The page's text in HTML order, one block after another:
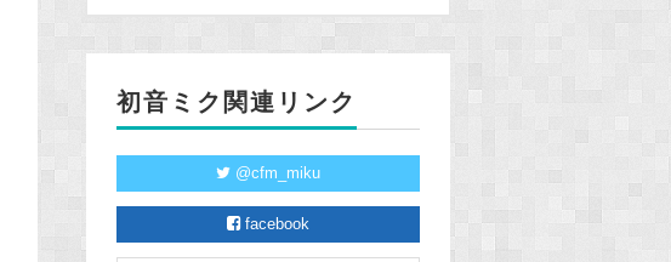
初音ミク関連リンク
@cfm_miku
facebook